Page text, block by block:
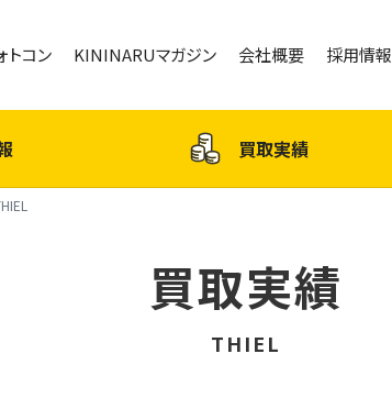
トコン KININARUマガジン 会社概要 採用情報
買取実績
買取実績
THIEL